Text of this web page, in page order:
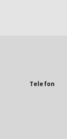
Telefon